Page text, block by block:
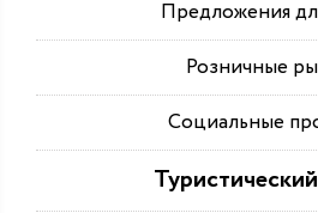
Предложения
Розничные
Социальные